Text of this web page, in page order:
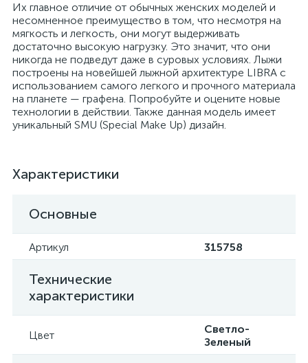
Их главное отличие от обычных женских моделей и
несомненное преимущество в том, что несмотря на
мягкость и легкость, они могут выдерживать
достаточно высокую нагрузку. Это значит, что они
никогда не подведут даже в суровых условиях. Лыжи
построены на новейшей лыжной архитектуре LIBRA с
использованием самого легкого и прочного материала
на планете — графена. Попробуйте и оцените новые
технологии в действии. Также данная модель имеет
уникальный SMU (Special Make Up) дизайн.
Характеристики
Основные
Артикул 315758
Технические
характеристики
Цвет
Светло-
Зеленый